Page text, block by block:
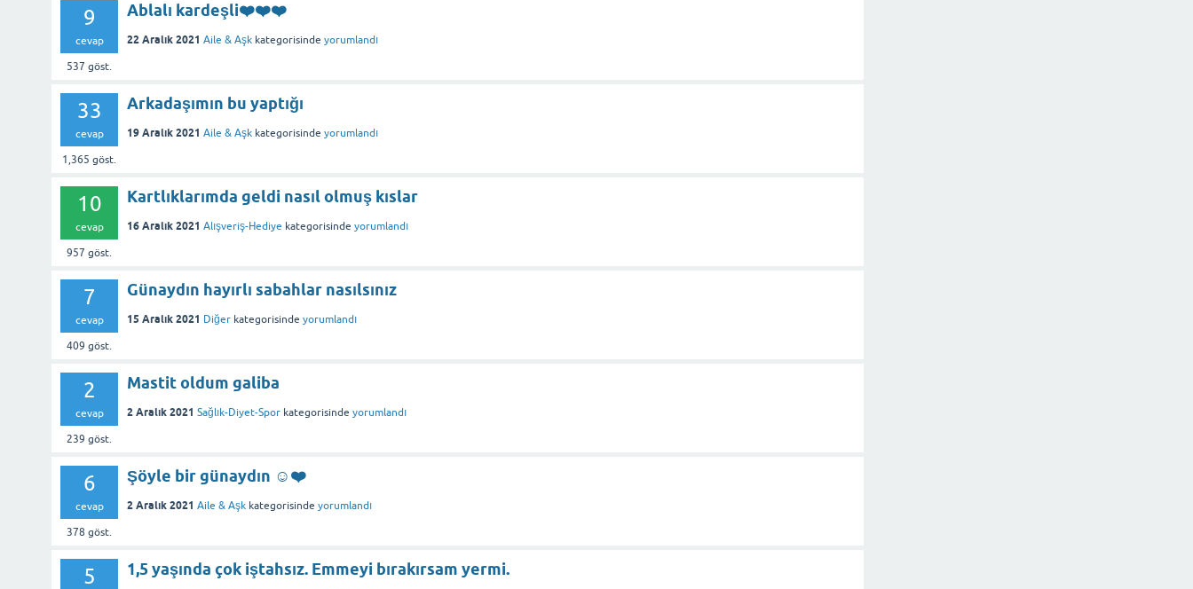
9
cevap
537 göst.
Ablalı kardeşli❤️❤️❤️
22 Aralık 2021 Aile & Aşk kategorisinde yorumlandı
33
cevap
1,365 göst.
Arkadaşımın bu yaptığı
19 Aralık 2021 Aile & Aşk kategorisinde yorumlandı
10
cevap
957 göst.
Kartlıklarımda geldi nasıl olmuş kıslar
16 Aralık 2021 Alışveriş-Hediye kategorisinde yorumlandı
7
cevap
409 göst.
Günaydın hayırlı sabahlar nasılsınız
15 Aralık 2021 Diğer kategorisinde yorumlandı
2
cevap
239 göst.
Mastit oldum galiba
2 Aralık 2021 Sağlık-Diyet-Spor kategorisinde yorumlandı
6
cevap
378 göst.
Şöyle bir günaydın ☺️❤️
2 Aralık 2021 Aile & Aşk kategorisinde yorumlandı
5 1,5 yaşında çok iştahsız. Emmeyi bırakırsam yermi.